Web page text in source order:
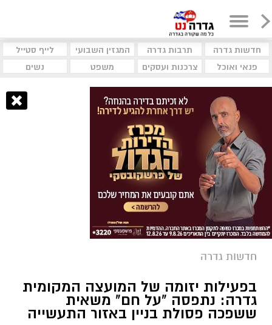
חדשות גדרה תרבות גדרה המגזין השבועי
לייף סטייל
פנאי ואוכל
צרכנות ועסקים משפט נשים
חדשות גדרה
בפעילות יזומה של המועצה המקומית
גדרה: נתפסה "על חם" משאית
ששפכה פסולת בניין באזור התעשייה